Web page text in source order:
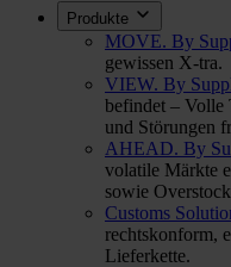
Produkte
MOVE. By
gewissen X-tra.
VIEW. By
befindet – Volle
und Störungen
AHEAD. By
volatile Märkte
sowie
Customs
rechtskonform,
Lieferkette.